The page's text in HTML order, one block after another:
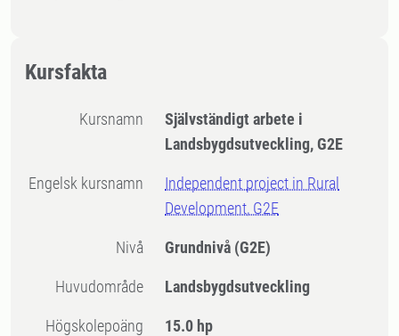
Kursfakta
Kursnamn
Självständigt arbete i
Landsbygdsutveckling, G2E
Engelsk kursnamn
Independent project in Rural
Development, G2E
Nivå Grundnivå (G2E)
Huvudområde Landsbygdsutveckling
högskolepoäng 15.0 hp